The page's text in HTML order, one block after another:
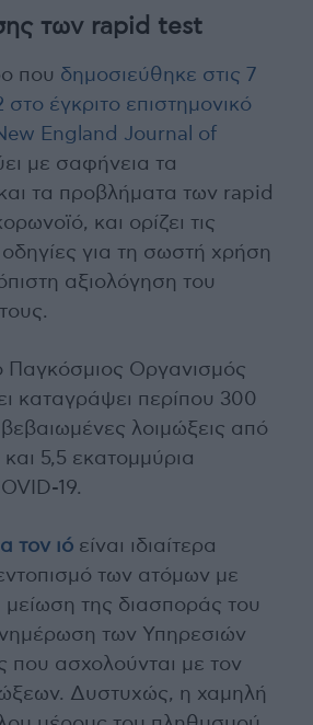
των rapid test
που δημοσιεύθηκε στις 7
στο έγκριτο επιστημονικό
England Journal of
με σαφήνεια τα
τα προβλήματα των rapid
και ορίζει τις
για τη σωστή χρήση
αξιολόγηση του
Παγκόσμιος Οργανισμός
καταγράψει περίπου 300
λοιμώξεις από
5,5 εκατομμύρια
19.
τον ιό είναι ιδιαίτερα
των ατόμων με
μείωση της διασποράς του
των Υπηρεσιών
που ασχολούνται με τον
Δυστυχώς, η χαμηλή